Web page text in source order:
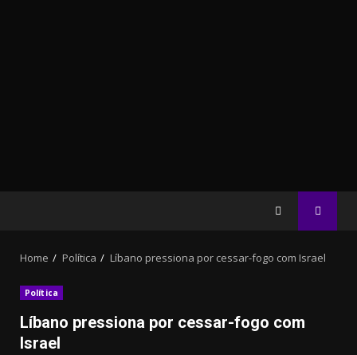
Home Política Líbano pressiona por cessar-fogo com Israel
Política
Líbano pressiona por cessar-fogo com
Israel